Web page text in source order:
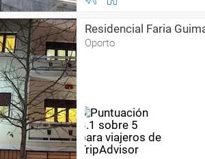
Residencial Faria
Oporto